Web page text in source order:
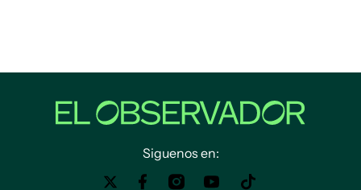
Siguenos en: